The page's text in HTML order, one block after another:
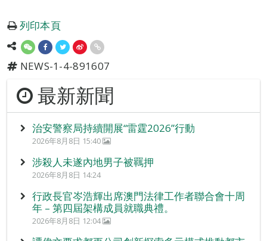
列印本頁
NEWS-1-4-891607
最新新聞
治安警察局持續開展“雷霆2026”行動
2026年8月8日 15:40
涉殺人未遂內地男子被羈押
2026年8月8日 14:24
行政長官岑浩輝出席澳門法律工作者聯合會十周
年 – 第四屆架構成員就職典禮。
2026年8月8日 12:04